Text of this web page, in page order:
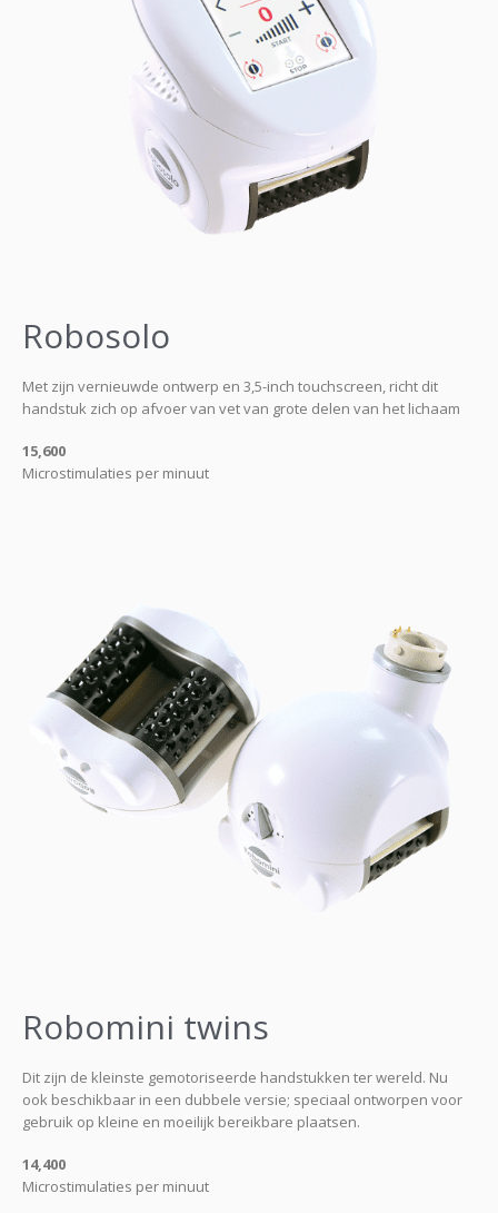
Robosolo
Met zijn vernieuwde ontwerp en 3,5-inch touchscreen, richt dit
handstuk zich op afvoer van vet van grote delen van het lichaam
15,600
Microstimulaties per minuut
Robomini twins
Dit zijn de kleinste gemotoriseerde handstukken ter wereld. Nu
ook beschikbaar in een dubbele versie; speciaal ontworpen voor
gebruik op kleine en moeilijk bereikbare plaatsen.
14,400
Microstimulaties per minuut